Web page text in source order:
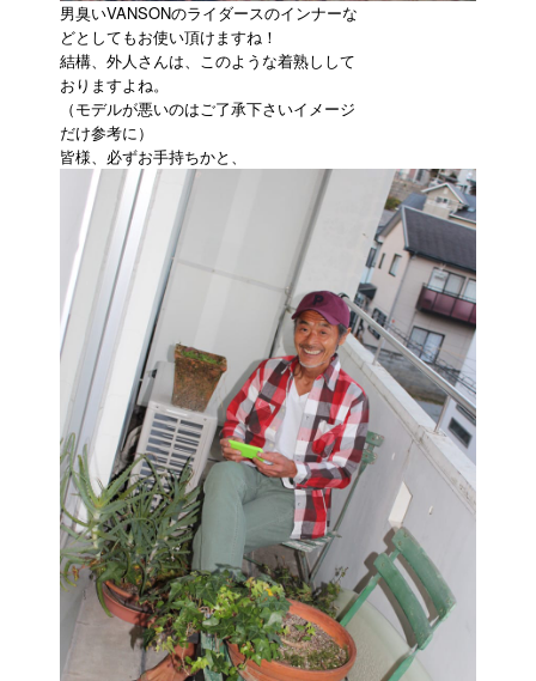
男臭いVANSONのライダースのインナーな
どとしてもお使い頂けますね！
結構、外人さんは、このような着熟しして
おりますよね。
（モデルが悪いのはご了承下さいイメージ
だけ参考に）
皆様、必ずお手持ちかと、